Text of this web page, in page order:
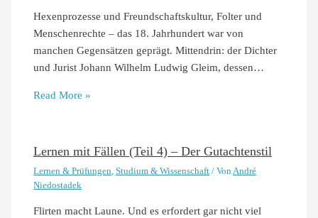
Hexenprozesse und Freundschaftskultur, Folter und
Menschenrechte – das 18. Jahrhundert war von
manchen Gegensätzen geprägt. Mittendrin: der Dichter
und Jurist Johann Wilhelm Ludwig Gleim, dessen…
Read More »
Lernen mit Fällen (Teil 4) – Der Gutachtenstil
Lernen & Prüfungen,Studium & Wissenschaft / VonAndré
Niedostadek
Flirten macht Laune. Und es erfordert gar nicht viel